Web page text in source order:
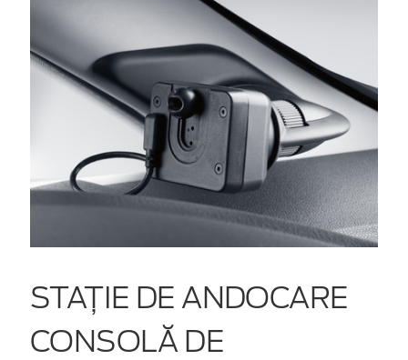
STAŢIE DE ANDOCARE
CONSOLĂ DE